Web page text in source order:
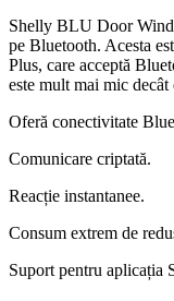
Shelly BLU Door
pe Bluetooth. Acesta
Plus, care acceptă
este mult mai mic
Oferă conectivitate
Comunicare criptată.
Reacție instantanee.
Consum extrem de
Suport pentru aplicația